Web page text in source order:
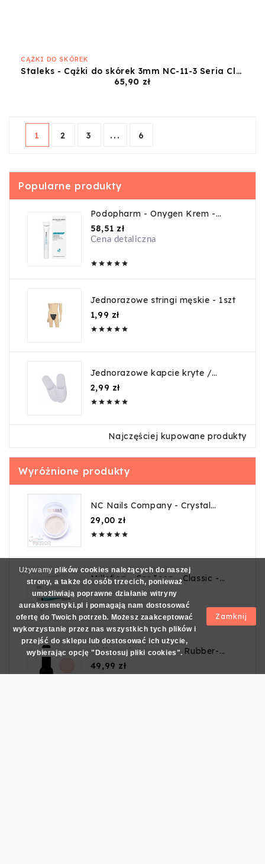
CĄŻKI DO SKÓREK
Staleks - Cążki do skórek 3mm NC-11-3 Seria Classic
65,90 złCena
1 2 3 ... 6
Popularne produkty
Podopharm - Onygen Krem -
20ml
58,51 złCena
Cena detaliczna
    
Jednorazowe stringi męskie - 1szt
1,99 zł
    
Jednorazowe kapcie kryte /
guma
2,99 zł
    
Najczęściej kupowane produkty
Wyróżnione produkty
NC Nails Company - Crystal
Mirror - 0,5g
29,00 złCena
    
Millefiori - Car Icon - Classic -
46,00 złCena

Didier Lab - GP Base Rubber-
Light Pink 10ml.
49,99 złCena
Używamy plików cookies należących do naszej
strony, a także do osób trzecich, ponieważ
umożliwiają poprawne działanie witryny
aurakosmetyki.pl i pomagają nam dostosować
ofertę do Twoich potrzeb. Możesz zaakceptować
wykorzystanie przez nas wszystkich tych plików i
przejść do sklepu lub dostosować ich użycie,
wybierając opcję "Dostosuj pliki cookies".
Zamknij